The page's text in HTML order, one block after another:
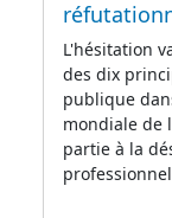
L'hésitation
des dix
publique
mondiale de
partie à la